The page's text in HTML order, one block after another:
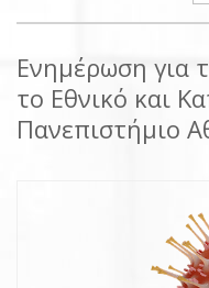
Ενημέρωση για
το Εθνικό και
Πανεπιστήμιο